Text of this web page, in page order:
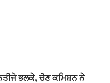
ਭਲਕੇ, ਚੋਣ ਕਮਿਸ਼ਨ ਨੇ